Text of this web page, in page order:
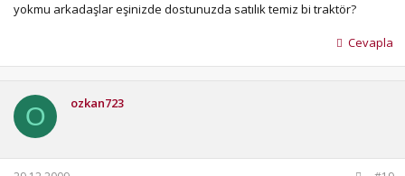
yokmu arkadaşlar eşinizde dostunuzda satılık temiz bi traktör?
Cevapla
O ozkan723